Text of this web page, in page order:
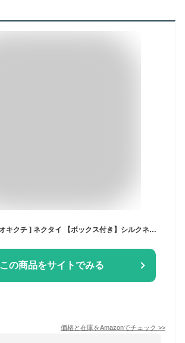
[ ティーケー タケオキクチ ] ネクタイ 【ボックス付き】シルクネクタイ 97905916 メンズ ネイビー(394) 00
この商品をサイトでみる
価格と在庫をAmazonでチェック >>